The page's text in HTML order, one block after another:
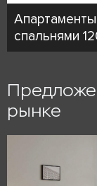
спальнями
рынке